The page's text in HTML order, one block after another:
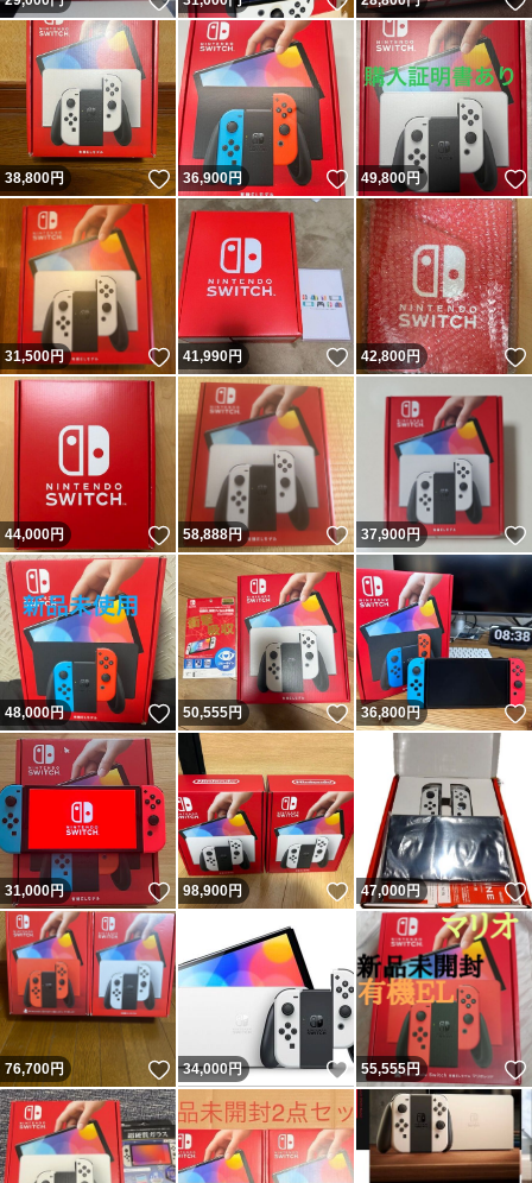
38,800円 いいね！
36,900円 いいね！
49,800円
31,500円 いいね！
41,990円 いいね！
42,800円
44,000円 いいね！
58,888円 いいね！
37,900円
48,000円 いいね！
50,555円 いいね！
36,800円
31,000円 いいね！
98,900円 いいね！
47,000円
76,700円 いいね！
34,000円 いいね！
55,555円